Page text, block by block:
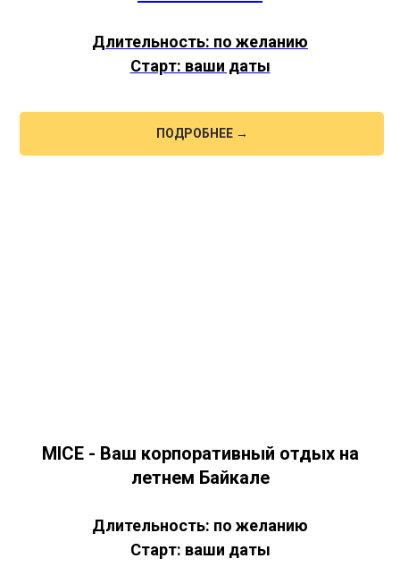
Длительность: по желанию
Старт: ваши даты
ПОДРОБНЕЕ →
MICE - Ваш корпоративный отдых на
летнем Байкале
Длительность: по желанию
Старт: ваши даты